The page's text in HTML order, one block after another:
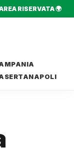
RISERVATA 🌍
NAPOLI